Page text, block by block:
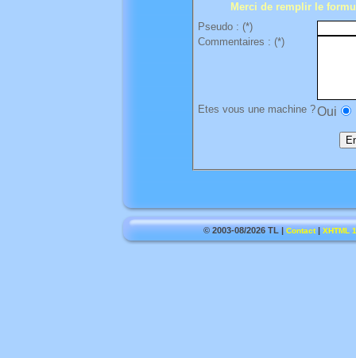
Merci de remplir le
Pseudo : (*)
Commentaires : (*)
Etes vous une machine ?Oui
© 2003-08/2026 TL |Contact|XHTML